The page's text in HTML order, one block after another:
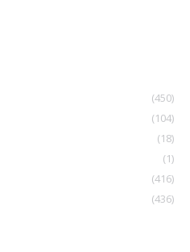
(450)
(104)
(18)
(1)
(416)
(436)